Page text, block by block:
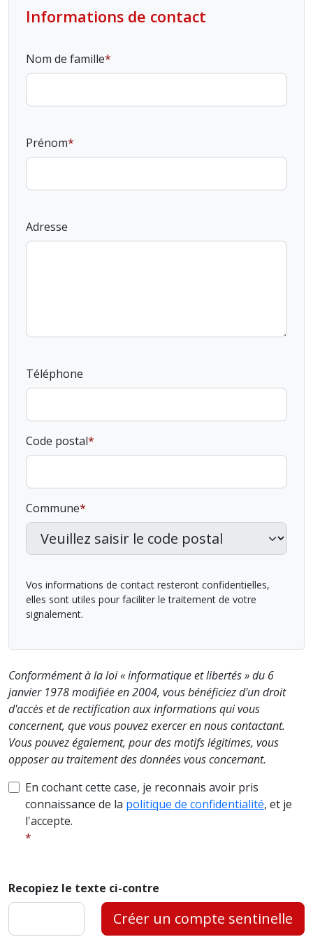
Informations de contact
Nom de famille
Prénom
Adresse
Téléphone
Code postal
Commune
Vos informations de contact resteront confidentielles,
elles sont utiles pour faciliter le traitement de votre
signalement.
Conformément à la loi « informatique et libertés » du 6
janvier 1978 modifiée en 2004, vous bénéficiez d'un droit
d'accès et de rectification aux informations qui vous
concernent, que vous pouvez exercer en nous contactant.
Vous pouvez également, pour des motifs légitimes, vous
opposer au traitement des données vous concernant.
En cochant cette case, je reconnais avoir pris
connaissance de la politique de confidentialité, et je
l'accepte.
Recopiez le texte ci-contre
Créer un compte sentinelle